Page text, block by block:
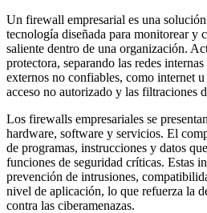
Un firewall empresarial es una
tecnología diseñada para monitorear y
saliente dentro de una organización.
protectora, separando las redes
externos no confiables, como internet
acceso no autorizado y las filtraciones
Los firewalls empresariales se
hardware, software y servicios. El
de programas, instrucciones y datos
funciones de seguridad críticas. Estas
prevención de intrusiones,
nivel de aplicación, lo que refuerza la
contra las ciberamenazas.